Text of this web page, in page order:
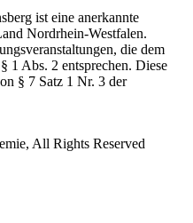
ist eine anerkannte
Nordrhein-Westfalen.
die dem
1 Abs. 2 entsprechen. Diese
§ 7 Satz 1 Nr. 3 der
All Rights Reserved